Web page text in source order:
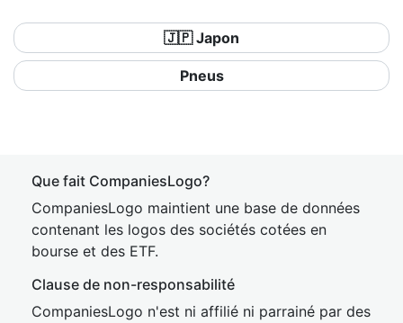
🇯🇵 Japon
Pneus
Que fait CompaniesLogo?
CompaniesLogo maintient une base de données
contenant les logos des sociétés cotées en
bourse et des ETF.
Clause de non-responsabilité
CompaniesLogo n'est ni affilié ni parrainé par des